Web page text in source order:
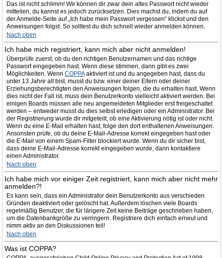
Das ist nicht schlimm! Wir können dir zwar dein altes Passwort nicht wieder
mitteilen, du kannst es jedoch zurücksetzen. Dies machst du, indem du auf
der Anmelde-Seite auf „Ich habe mein Passwort vergessen“ klickst und den
Anweisungen folgst. So solltest du dich schnell wieder anmelden können.
Nach oben
Ich habe mich registriert, kann mich aber nicht anmelden!
Überprüfe zuerst, ob du den richtigen Benutzernamen und das richtige
Passwort eingegeben hast. Wenn diese stimmen, dann gibt es zwei
Möglichkeiten. Wenn COPPAaktiviert ist und du angegeben hast, dass du
unter 13 Jahre alt bist, musst du bzw. einer deiner Eltern oder deiner
Erziehungsberechtigten den Anweisungen folgen, die du erhalten hast. Wenn
dies nicht der Fall ist, muss dein Benutzerkonto vielleicht aktiviert werden. Bei
einigen Boards müssen alle neu angemeldeten Mitglieder erst freigeschaltet
werden – entweder musst du dies selbst erledigen oder ein Administrator. Bei
der Registrierung wurde dir mitgeteilt, ob eine Aktivierung nötig ist oder nicht.
Wenn du eine E-Mail erhalten hast, folge den dort enthaltenen Anweisungen.
Ansonsten prüfe, ob du deine E-Mail-Adresse korrekt eingegeben hast oder
die E-Mail von einem Spam-Filter blockiert wurde. Wenn du dir sicher bist,
dass deine E-Mail-Adresse korrekt eingegeben wurde, dann kontaktiere
einen Administrator.
Nach oben
Ich habe mich vor einiger Zeit registriert, kann mich aber nicht mehr
anmelden?!
Es kann sein, dass ein Administrator dein Benutzerkonto aus verschieden
Gründen deaktiviert oder gelöscht hat. Außerdem löschen viele Boards
regelmäßig Benutzer, die für längere Zeit keine Beiträge geschrieben haben,
um die Datenbankgröße zu verringern. Registriere dich einfach erneut und
nimm aktiv an den Diskussionen teil!
Nach oben
Was ist COPPA?